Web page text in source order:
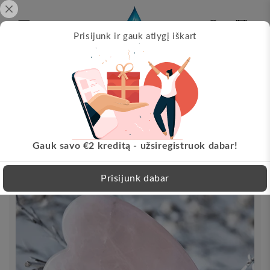
Pereikite
prie
turinio
Nemokamas pristatymas nuo 30 EUR!
Prisijunk ir gauk atlygį iškart
Gauk savo €2 kreditą - užsiregistruok dabar!
Prisijunk dabar